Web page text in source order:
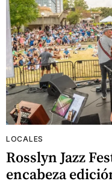
LOCALES
Rosslyn Jazz
encabeza